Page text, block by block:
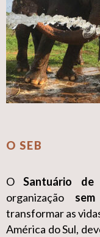
O SEB
OSantuário de
organização
transformar as
América do Sul,